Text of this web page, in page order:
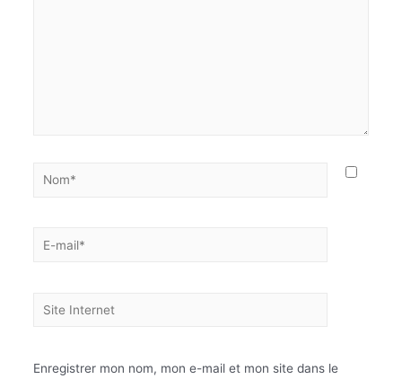
Enregistrer mon nom, mon e-mail et mon site dans le